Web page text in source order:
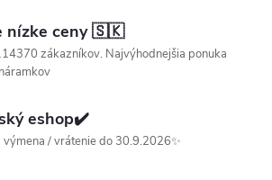
nízke ceny 🇸🇰
zákazníkov. Najvýhodnejšia ponuka
eshop✔️
výmena / vrátenie do 30.9.2026✨